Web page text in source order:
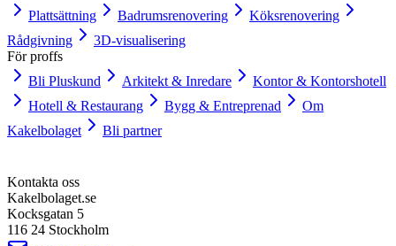
Plattsättning
Badrumsrenovering
Köksrenovering
Rådgivning
3D-visualisering
För proffs
Bli Pluskund
Arkitekt & Inredare
Kontor & Kontorshotell
Hotell & Restaurang
Bygg & Entreprenad
Om
Kakelbolaget
Bli partner
Kontakta oss
Kakelbolaget.se
Kocksgatan 5
116 24 Stockholm